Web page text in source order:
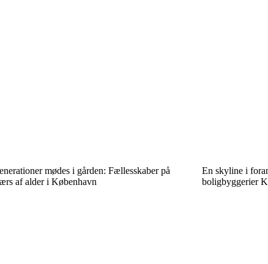
mødes i gården: Fællesskaber på
af alder i København
En skyline i
boligbyggerier